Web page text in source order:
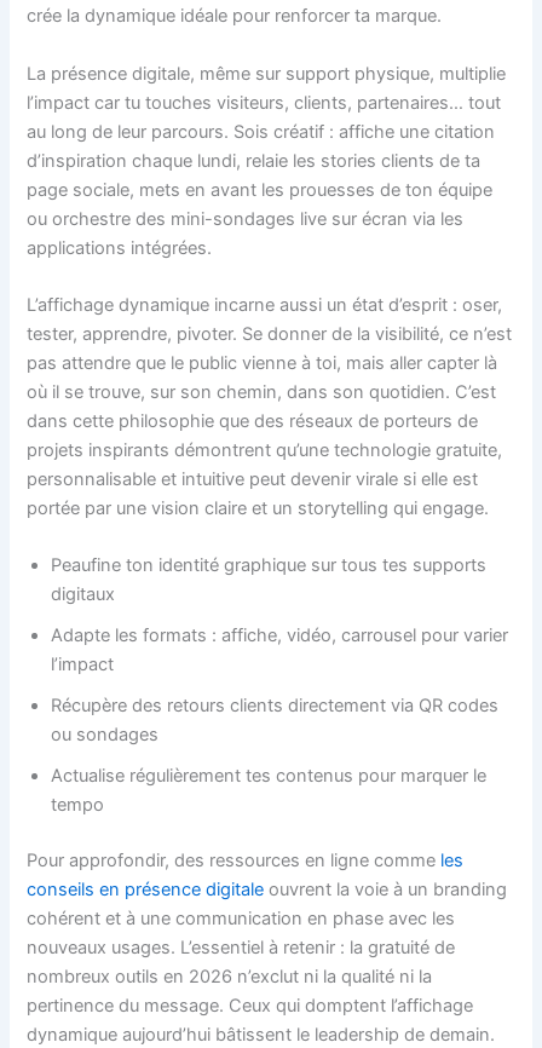
crée la dynamique idéale pour renforcer ta marque.
La présence digitale, même sur support physique, multiplie
l’impact car tu touches visiteurs, clients, partenaires… tout
au long de leur parcours. Sois créatif : affiche une citation
d’inspiration chaque lundi, relaie les stories clients de ta
page sociale, mets en avant les prouesses de ton équipe
ou orchestre des mini-sondages live sur écran via les
applications intégrées.
L’affichage dynamique incarne aussi un état d’esprit : oser,
tester, apprendre, pivoter. Se donner de la visibilité, ce n’est
pas attendre que le public vienne à toi, mais aller capter là
où il se trouve, sur son chemin, dans son quotidien. C’est
dans cette philosophie que des réseaux de porteurs de
projets inspirants démontrent qu’une technologie gratuite,
personnalisable et intuitive peut devenir virale si elle est
portée par une vision claire et un storytelling qui engage.
Peaufine ton identité graphique sur tous tes supports
digitaux
Adapte les formats : affiche, vidéo, carrousel pour varier
l’impact
Récupère des retours clients directement via QR codes
ou sondages
Actualise régulièrement tes contenus pour marquer le
tempo
Pour approfondir, des ressources en ligne comme les
conseils en présence digitale ouvrent la voie à un branding
cohérent et à une communication en phase avec les
nouveaux usages. L’essentiel à retenir : la gratuité de
nombreux outils en 2026 n’exclut ni la qualité ni la
pertinence du message. Ceux qui domptent l’affichage
dynamique aujourd’hui bâtissent le leadership de demain.